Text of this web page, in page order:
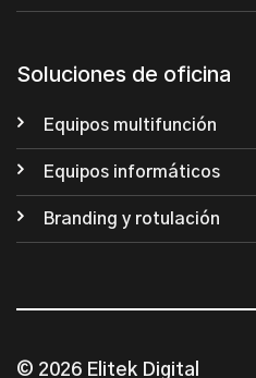
Soluciones de oficina
Equipos multifunción
Equipos informáticos
Branding y rotulación
© 2026 Elitek Digital